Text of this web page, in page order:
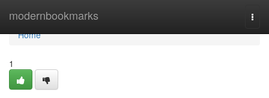
modernbookmarks
Home
Home
1